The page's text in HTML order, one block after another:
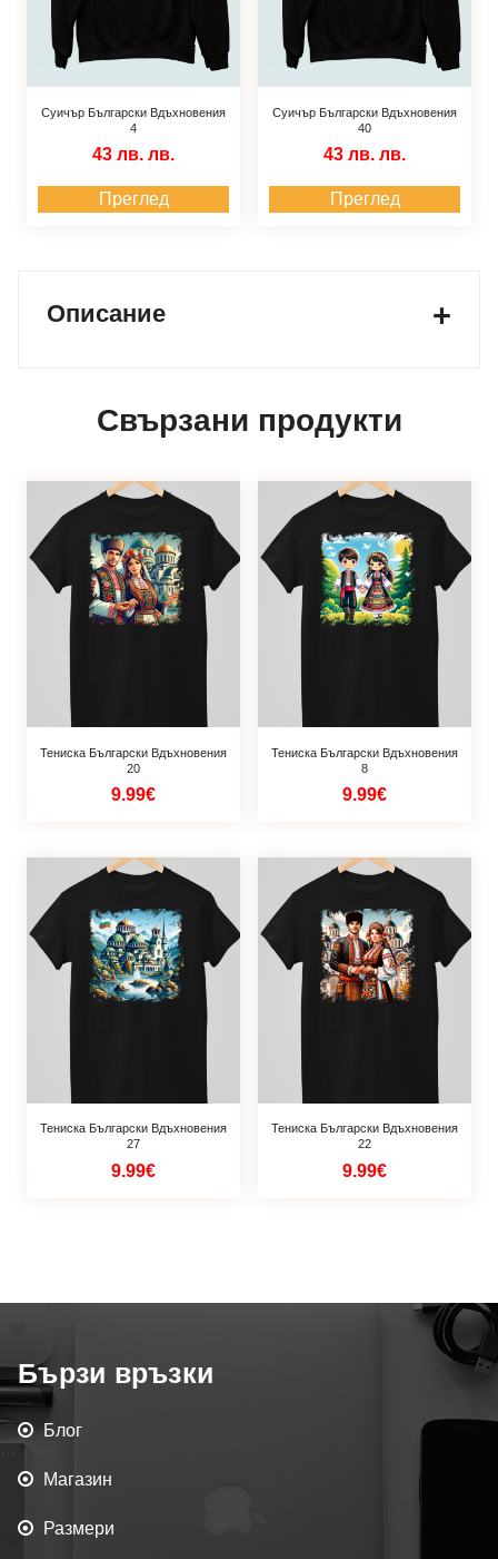
Суичър Български Вдъхновения
4
43 лв. лв.
Преглед
Суичър Български Вдъхновения
40
43 лв. лв.
Преглед
Описание
Свързани продукти
Тениска Български Вдъхновения
20
9.99€
Тениска Български Вдъхновения
8
9.99€
Тениска Български Вдъхновения
27
9.99€
Тениска Български Вдъхновения
22
9.99€
Бързи връзки
Блог
Магазин
Размери